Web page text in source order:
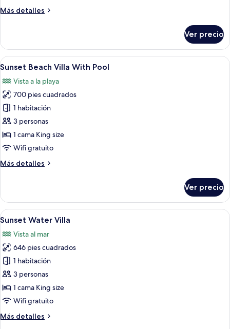
Pool
Más detalles
Más
Beach
Villa
With
Ver precio
Abrir
todas
las
fotos
de
Sunset
Beach
Villa
Pool
Habitación de hotel con una cama
10
Sunset Beach Villa With Pool
Vista a la playa
700 pies cuadrados
1 habitación
3 personas
1 cama King size
Wifi gratuito
Más detalles
Más
Beach
Villa
With
Ver precio
Abrir
todas
las
fotos
de
Sunset
Water
Villa
Un dormitorio amplio con una cama
10
Sunset Water Villa
Vista al mar
646 pies cuadrados
1 habitación
3 personas
1 cama King size
Wifi gratuito
Más detalles
Más